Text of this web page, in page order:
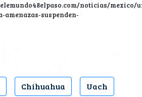
noticias/mexico/
amenazas-suspenden-
Chihuahua Uach